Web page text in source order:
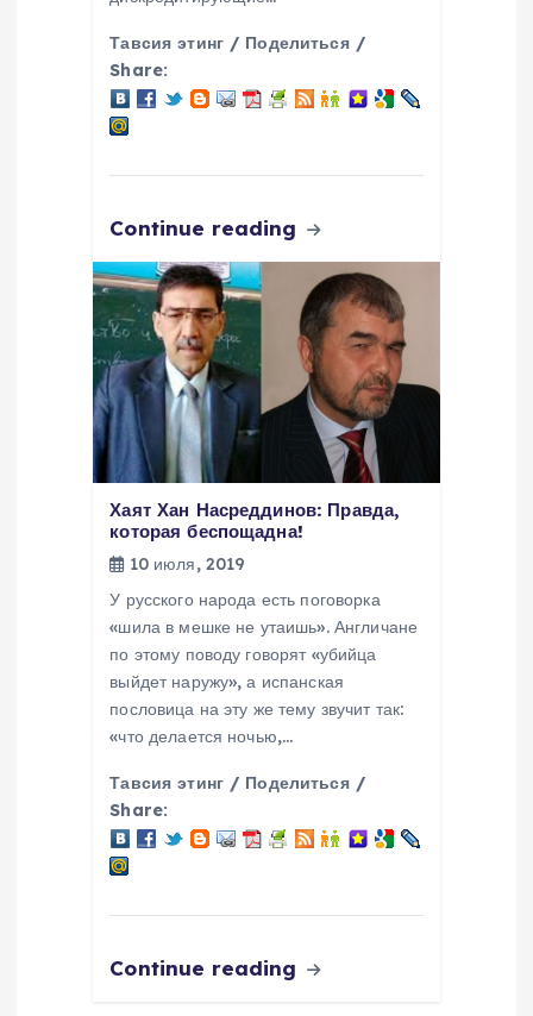
Тавсия этинг / Поделиться /
Share:
Continue reading
Хаят Хан Насреддинов: Правда,
которая беспощадна!
10 июля, 2019
У русского народа есть поговорка
«шила в мешке не утаишь». Англичане
по этому поводу говорят «убийца
выйдет наружу», а испанская
пословица на эту же тему звучит так:
«что делается ночью,…
Тавсия этинг / Поделиться /
Share:
Continue reading